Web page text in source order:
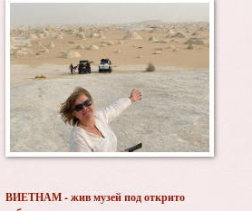
ВИЕТНАМ - жив музей под открито